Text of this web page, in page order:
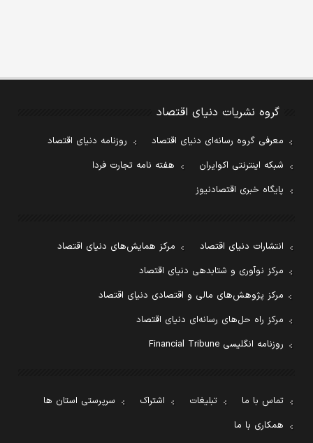
گروه نشریات دنیای اقتصاد
معرفی گروه رسانه‌ای دنیای اقتصاد
روزنامه دنیای اقتصاد
شبکه اینترنتی اکوایران
هفته نامه تجارت فردا
پایگاه خبری اقتصادنیوز
انتشارات دنیای اقتصاد
مرکز همایش‌های دنیای اقتصاد
مرکز نوآوری و شتابدهی دنیای اقتصاد
مرکز پژوهش‌های مالی و اقتصادی دنیای اقتصاد
مرکز راه حل‌های رسانه‌ای دنیای اقتصاد
روزنامه انگلیسی Financial Tribune
تماس با ما تبلیغات اشتراک
سرپرستی استان ها
همکاری با ما